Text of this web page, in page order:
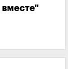
вместе"